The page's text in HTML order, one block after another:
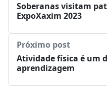
Soberanas visitam
ExpoXaxim 2023
Próximo post
Atividade física é um
aprendizagem